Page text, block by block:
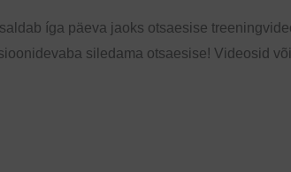
íga päeva jaoks otsaesise
siledama otsaesise! Videosid